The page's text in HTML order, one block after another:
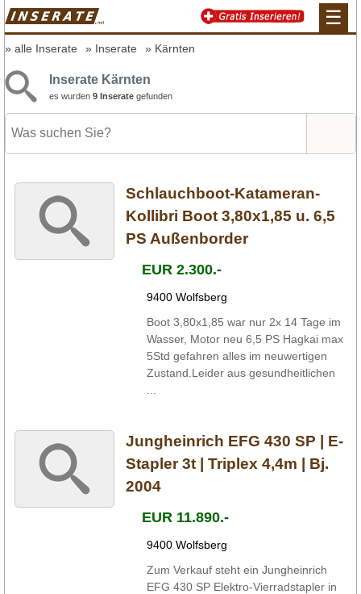
☰
alle Inserate Inserate Kärnten
Inserate Kärnten
es wurden 9 Inserate gefunden
Schlauchboot-Katameran-
Kollibri Boot 3,80x1,85 u. 6,5
PS Außenborder
EUR 2.300.-
9400 Wolfsberg
Boot 3,80x1,85 war nur 2x 14 Tage im
Wasser, Motor neu 6,5 PS Hagkai max
5Std gefahren alles im neuwertigen
Zustand.Leider aus gesundheitlichen
Jungheinrich EFG 430 SP | E-
Stapler 3t | Triplex 4,4m | Bj.
2004
EUR 11.890.-
9400 Wolfsberg
Zum Verkauf steht ein Jungheinrich
EFG 430 SP Elektro-Vierradstapler in